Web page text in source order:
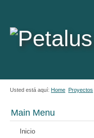
Usted está aquí: Home Proyectos
Main Menu
Inicio